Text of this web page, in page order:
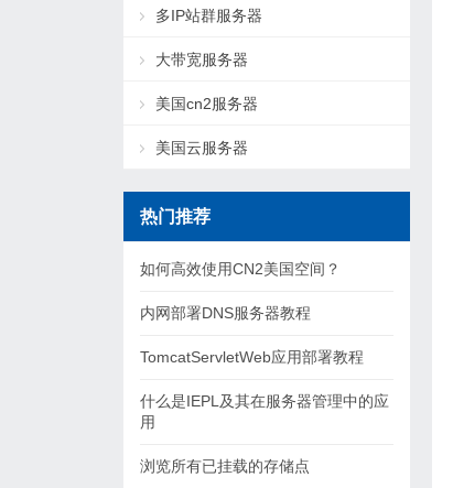
多IP站群服务器
大带宽服务器
美国cn2服务器
美国云服务器
热门推荐
如何高效使用CN2美国空间？
内网部署DNS服务器教程
TomcatServletWeb应用部署教程
什么是IEPL及其在服务器管理中的应
用
浏览所有已挂载的存储点